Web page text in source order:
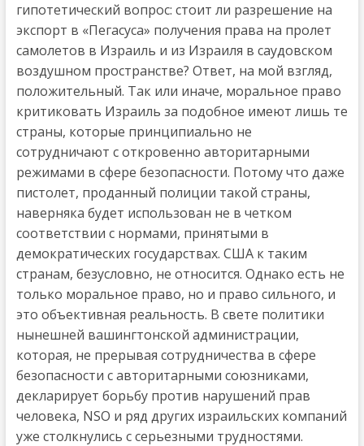
гипотетический вопрос: стоит ли разрешение на
экспорт в «Пегасуса» получения права на пролет
самолетов в Израиль и из Израиля в саудовском
воздушном пространстве? Ответ, на мой взгляд,
положительный. Так или иначе, моральное право
критиковать Израиль за подобное имеют лишь те
страны, которые принципиально не
сотрудничают с откровенно авторитарными
режимами в сфере безопасности. Потому что даже
пистолет, проданный полиции такой страны,
наверняка будет использован не в четком
соответствии с нормами, принятыми в
демократических государствах. США к таким
странам, безусловно, не относится. Однако есть не
только моральное право, но и право сильного, и
это объективная реальность. В свете политики
нынешней вашингтонской администрации,
которая, не прерывая сотрудничества в сфере
безопасности с авторитарными союзниками,
декларирует борьбу против нарушений прав
человека, NSO и ряд других израильских компаний
уже столкнулись с серьезными трудностями.